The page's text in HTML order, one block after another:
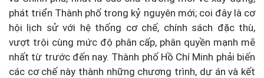
phát triển Thành phố trong kỷ nguyên mới; coi đây là cơ
hội lịch sử với hệ thống cơ chế, chính sách đặc thù,
vượt trội cùng mức độ phân cấp, phân quyền mạnh mẽ
nhất từ trước đến nay. Thành phố Hồ Chí Minh phải biến
các cơ chế này thành những chương trình, dự án và kết